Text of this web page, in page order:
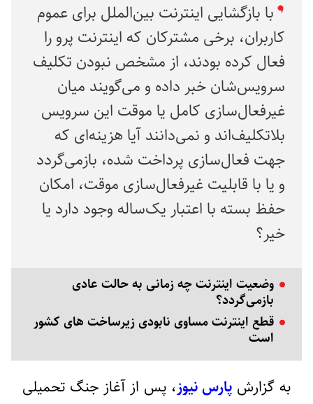
با بازگشایی اینترنت بین‌الملل برای عموم
کاربران، برخی مشترکان که اینترنت پرو را
فعال کرده بودند، از مشخص نبودن تکلیف
سرویس‌شان خبر داده و می‌گویند میان
غیرفعال‌سازی کامل یا موقت این سرویس
بلاتکلیف‌اند و نمی‌دانند آیا هزینه‌ای که
جهت فعال‌سازی پرداخت شده، بازمی‌گردد
و یا با قابلیت غیرفعال‌سازی موقت، امکان
حفظ بسته با اعتبار یک‌ساله وجود دارد یا
خیر؟
وضعیت اینترنت چه زمانی به حالت عادی
بازمی‌گردد؟
قطع اینترنت مساوی نابودی زیرساخت های کشور
است
به گزارش پارس نیوز، پس از آغاز جنگ تحمیلی